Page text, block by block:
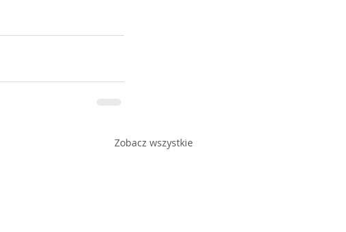
Zobacz wszystkie